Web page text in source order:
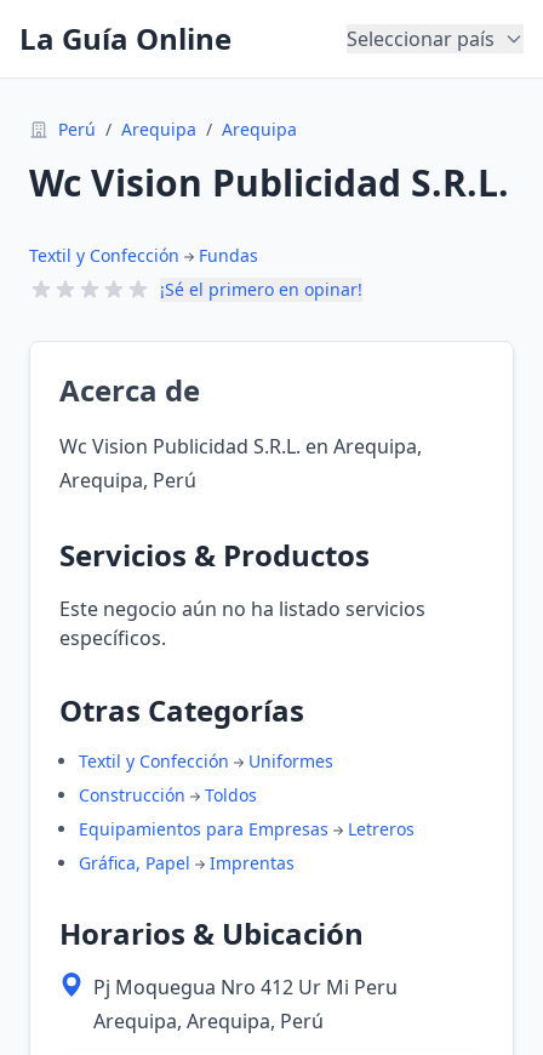
La Guía Online Seleccionar país
Perú / Arequipa / Arequipa
Wc Vision Publicidad S.R.L.
Textil y Confección
Fundas
¡Sé el primero en opinar!
Acerca de
Wc Vision Publicidad S.R.L. en Arequipa,
Arequipa, Perú
Servicios & Productos
Este negocio aún no ha listado servicios
específicos.
Otras Categorías
Textil y Confección
Uniformes
Construcción
Toldos
Equipamientos para Empresas
Letreros
Gráfica, Papel
Imprentas
Horarios & Ubicación
Pj Moquegua Nro 412 Ur Mi Peru
Arequipa, Arequipa, Perú